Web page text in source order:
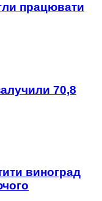
працювати
70,8
виноград